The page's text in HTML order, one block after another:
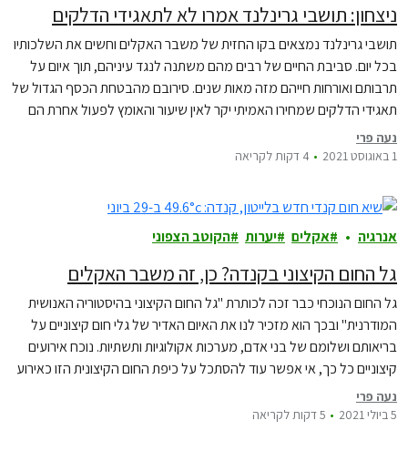
ניצחון: תושבי גרינלנד אמרו לא לתאגידי הדלקים
תושבי גרינלנד נמצאים בקו החזית של משבר האקלים וחשים את השלכותיו
בכל יום. סביבת החיים של רבים מהם משתנה לנגד עיניהם, תוך איום על
תרבותם ואורחות חייהם מזה מאות שנים. סירובם מהבטחת הכסף הגדול של
תאגידי הדלקים שמחירו האמיתי יקר לאין שיעור והאומץ לפעול אחרת הם
השראה עבור קהילות בכל רחבי העולם, גם כאן בישראל.
נעה פרי
1 באוגוסט 2021
4 דקות לקריאה
אנרגיה אקלים יערות הקוטב הצפוני
גל החום הקיצוני בקנדה? כן, זה משבר האקלים
גל החום הנוכחי כבר זכה לכותרת "גל החום הקיצוני בהיסטוריה האנושית
המודרנית" ובכך הוא מזכיר לנו את האיום האדיר של גלי חום קיצוניים על
בריאותם ושלומם של בני אדם, מערכות אקולוגיות ותשתיות. נוכח אירועים
קיצוניים כל כך, אי אפשר עוד להסתכל על כיפת החום הקיצונית הזו כאירוע
בודד וחסר הקשר, אלא כחלק מטרנד ברור של…
נעה פרי
5 ביולי 2021
5 דקות לקריאה